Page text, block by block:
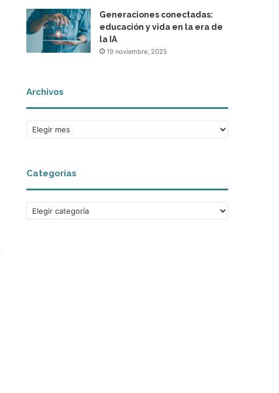
Generaciones conectadas:
educación y vida en la era de
la IA
19 noviembre, 2025
Archivos
Archivos
Categorías
Categorías